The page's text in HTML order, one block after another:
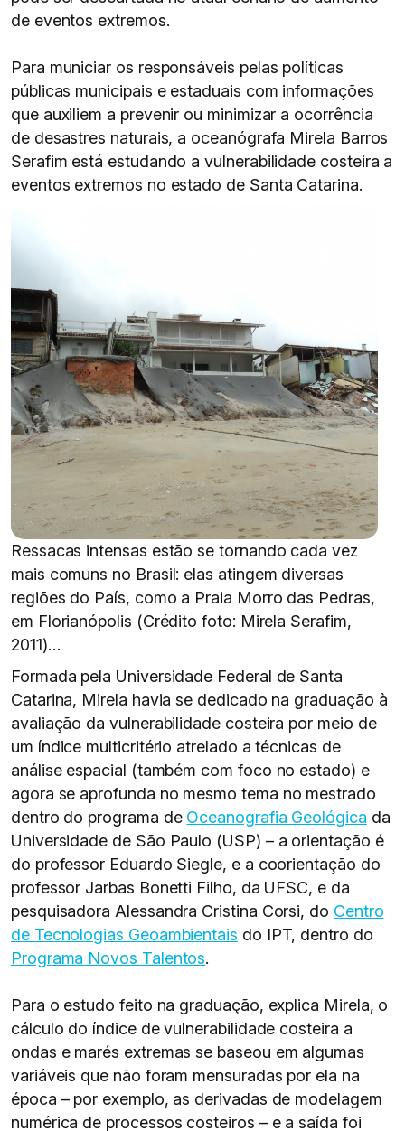
de eventos extremos.
Para municiar os responsáveis pelas políticas
públicas municipais e estaduais com informações
que auxiliem a prevenir ou minimizar a ocorrência
de desastres naturais, a oceanógrafa Mirela Barros
Serafim está estudando a vulnerabilidade costeira a
eventos extremos no estado de Santa Catarina.
Ressacas intensas estão se tornando cada vez
mais comuns no Brasil: elas atingem diversas
regiões do País, como a Praia Morro das Pedras,
em Florianópolis (Crédito foto: Mirela Serafim,
2011)…
Formada pela Universidade Federal de Santa
Catarina, Mirela havia se dedicado na graduação à
avaliação da vulnerabilidade costeira por meio de
um índice multicritério atrelado a técnicas de
análise espacial (também com foco no estado) e
agora se aprofunda no mesmo tema no mestrado
dentro do programa de Oceanografia Geológica da
Universidade de São Paulo (USP) – a orientação é
do professor Eduardo Siegle, e a coorientação do
professor Jarbas Bonetti Filho, da UFSC, e da
pesquisadora Alessandra Cristina Corsi, do Centro
de Tecnologias Geoambientais do IPT, dentro do
Programa Novos Talentos.
Para o estudo feito na graduação, explica Mirela, o
cálculo do índice de vulnerabilidade costeira a
ondas e marés extremas se baseou em algumas
variáveis que não foram mensuradas por ela na
época – por exemplo, as derivadas de modelagem
numérica de processos costeiros – e a saída foi